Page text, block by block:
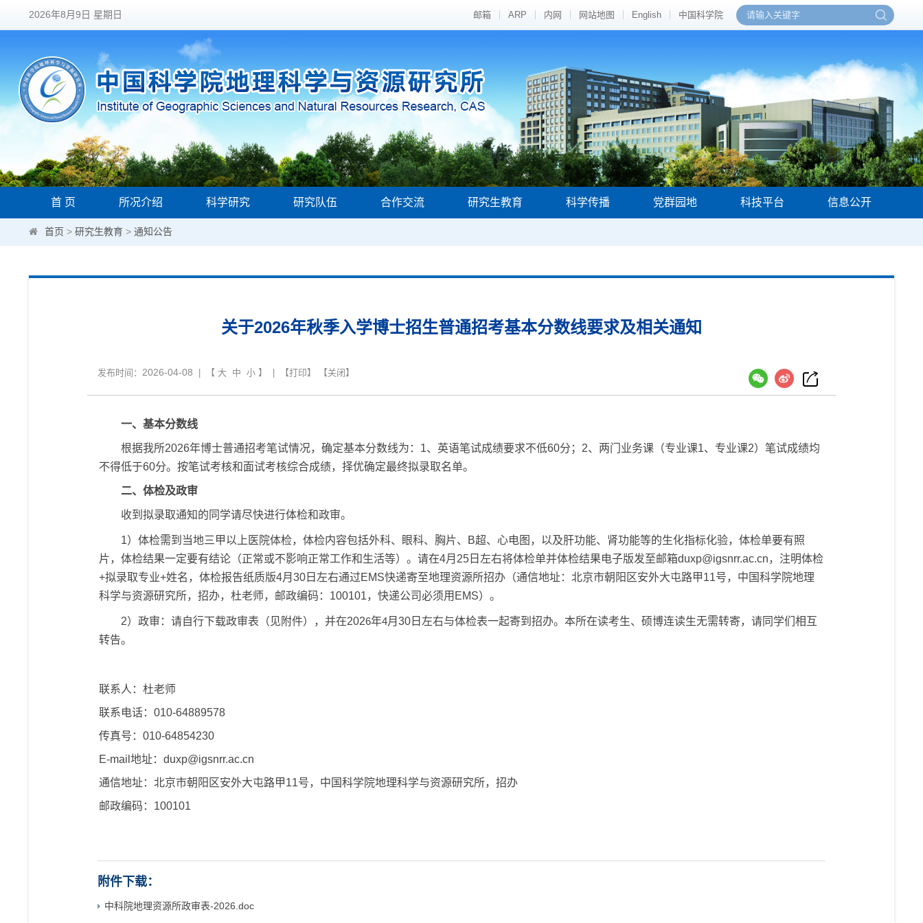
2026年8月9日 星期日 邮箱 ARP 内网 网站地图 English 中国科学院
首 页 所况介绍 科学研究 研究队伍 合作交流 研究生教育 科学传播 党群园地 科技平台 信息公开
首页 > 研究生教育 > 通知公告
关于2026年秋季入学博士招生普通招考基本分数线要求及相关通知
发布时间： 2026-04-08 | 【 大 中 小 】 | 【打印】 【关闭 】
一、基本分数线
根据我所2026年博士普通招考笔试情况，确定基本分数线为：1、英语笔试成绩要求不低60分；2、两门业务课（专业课1、专业课2）笔试成绩均
不得低于60分。按笔试考核和面试考核综合成绩，择优确定最终拟录取名单。
二、体检及政审
收到拟录取通知的同学请尽快进行体检和政审。
1）体检需到当地三甲以上医院体检，体检内容包括外科、眼科、胸片、B超、心电图，以及肝功能、肾功能等的生化指标化验，体检单要有照
片，体检结果一定要有结论（正常或不影响正常工作和生活等）。请在4月25 日左右将体检单并体检结果电子版发至邮箱duxp@igsnrr.ac.cn，注明体检
+拟录取专业+姓名，体检报告纸质版4月30日左右通过EMS快递寄至地理资源所招办（通信地址：北京市朝阳区安外大屯路甲11号，中国科学院地理
科学与资源研究所，招办，杜老师，邮政编码：100101，快递公司必须用EMS）。
2）政审：请自行下载政审表（见附件），并在2026年4月30日左右与体检表一起寄到招办。本所在读考生、硕博连读生无需转寄，请同学们相互
转告。
联系人：杜老师
联系电话：010-64889578
传真号：010-64854230
E-mail 地址： duxp@igsnrr.ac.cn
通信地址：北京市朝阳区安外大屯路甲11号，中国科学院地理科学与资源研究所，招办
邮政编码：100101
附件下载：
中科院地理资源所政审表-2026.doc